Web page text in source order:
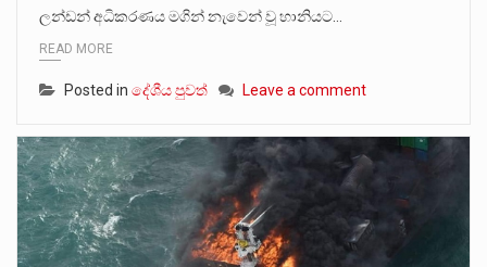
ලන්ඩන් අධිකරණය මගින් නැවෙන් වූ හානියට…
READ MORE
Posted in දේශීය පුවත් Leave a comment